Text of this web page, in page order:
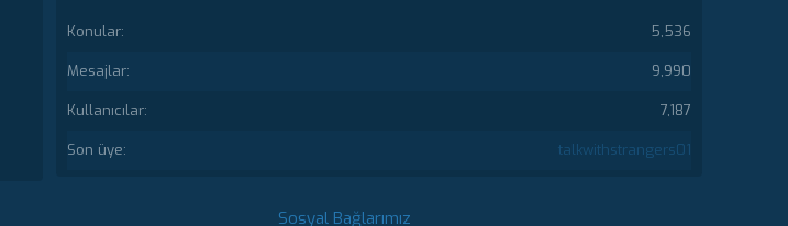
Konular 5,536
Mesajlar 9,990
Kullanıcılar 7,187
Son üye talkwithstrangers01
Sosyal Bağlarımız